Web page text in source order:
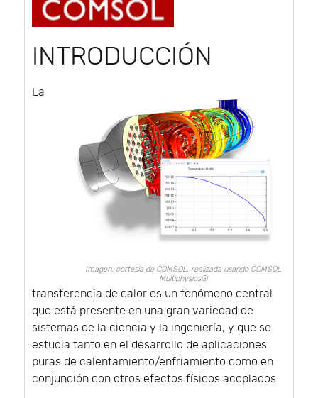
INTRODUCCIÓN
Imagen, cortesía de COMSOL, realizada usando COMSOL
Multiphysics®
La
transferencia de calor es un fenómeno central
que está presente en una gran variedad de
sistemas de la ciencia y la ingeniería, y que se
estudia tanto en el desarrollo de aplicaciones
puras de calentamiento/enfriamiento como en
conjunción con otros efectos físicos acoplados.